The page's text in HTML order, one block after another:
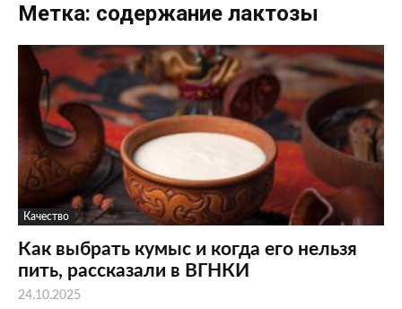
Метка: содержание лактозы
Качество
Как выбрать кумыс и когда его нельзя
пить, рассказали в ВГНКИ
24.10.2025